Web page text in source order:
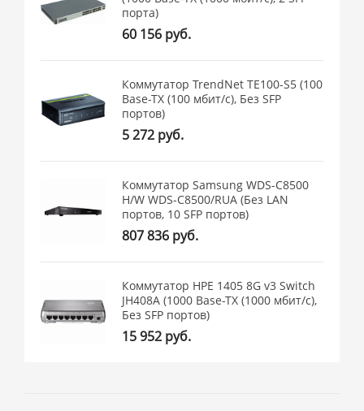
порта)
60 156 руб.
Коммутатор TrendNet TE100-S5 (100
Base-TX (100 мбит/с), Без SFP
портов)
5 272 руб.
Коммутатор Samsung WDS-C8500
H/W WDS-C8500/RUA (Без LAN
портов, 10 SFP портов)
807 836 руб.
Коммутатор HPE 1405 8G v3 Switch
JH408A (1000 Base-TX (1000 мбит/с),
Без SFP портов)
15 952 руб.